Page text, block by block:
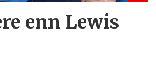
enn Lewis